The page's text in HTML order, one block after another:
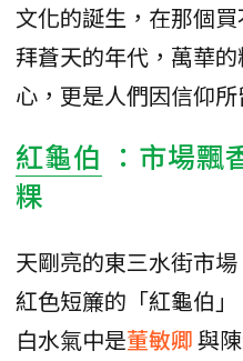
文化的誕生，在那個
拜蒼天的年代，萬華
心，更是人們因信仰
紅龜伯 ：市場飄
粿
天剛亮的東三水街市
紅色短簾的「紅龜伯
白水氣中是董敏卿與